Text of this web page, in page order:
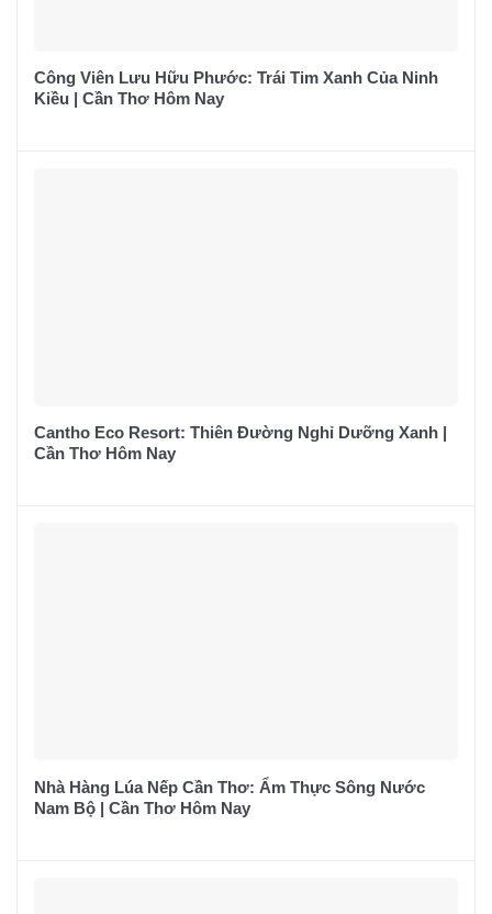
Công Viên Lưu Hữu Phước: Trái Tim Xanh Của Ninh
Kiều | Cần Thơ Hôm Nay
Cantho Eco Resort: Thiên Đường Nghỉ Dưỡng Xanh |
Cần Thơ Hôm Nay
Nhà Hàng Lúa Nếp Cần Thơ: Ẩm Thực Sông Nước
Nam Bộ | Cần Thơ Hôm Nay